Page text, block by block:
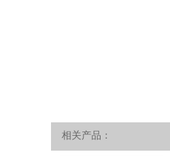
相关产品：